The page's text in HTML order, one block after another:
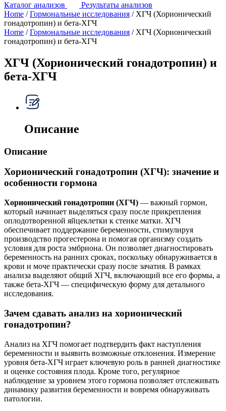
Каталог анализов
Результаты анализов
Home /Гормональные исследования / ХГЧ (Хорионический
гонадотропин) и бета-ХГЧ
Home /Гормональные исследования / ХГЧ (Хорионический
гонадотропин) и бета-ХГЧ
ХГЧ (Хорионический гонадотропин) и
бета-ХГЧ
Описание
Описание
Хорионический гонадотропин (ХГЧ): значение и
особенности гормона
Хорионический гонадотропин (ХГЧ) — важный гормон,
который начинает выделяться сразу после прикрепления
оплодотворенной яйцеклетки к стенке матки. ХГЧ
обеспечивает поддержание беременности, стимулируя
производство прогестерона и помогая организму создать
условия для роста эмбриона. Он позволяет диагностировать
беременность на ранних сроках, поскольку обнаруживается в
крови и моче практически сразу после зачатия. В рамках
анализа выделяют общий ХГЧ, включающий все его формы, а
также бета-ХГЧ — специфическую форму для детального
исследования.
Зачем сдавать анализ на хорионический
гонадотропин?
Анализ на ХГЧ помогает подтвердить факт наступления
беременности и выявить возможные отклонения. Измерение
уровня бета-ХГЧ играет ключевую роль в ранней диагностике
и оценке состояния плода. Кроме того, регулярное
наблюдение за уровнем этого гормона позволяет отслеживать
динамику развития беременности и вовремя обнаруживать
патологии.